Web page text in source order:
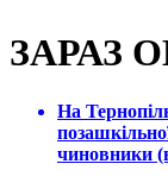
ЗАРАЗ
На
чиновники